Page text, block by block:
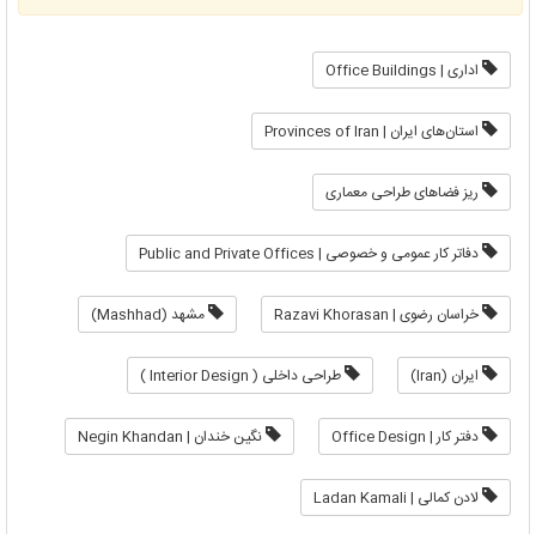
اداری | Office Buildings
استان‌های ایران | Provinces of Iran
ریز فضاهای طراحی معماری
دفاتر کار عمومی و خصوصی | Public and Private Offices
خراسان رضوی | Razavi Khorasan مشهد (Mashhad)
ایران (Iran) طراحی داخلی ( Interior Design )
دفتر کار | Office Design نگین خندان | Negin Khandan
لادن کمالی | Ladan Kamali